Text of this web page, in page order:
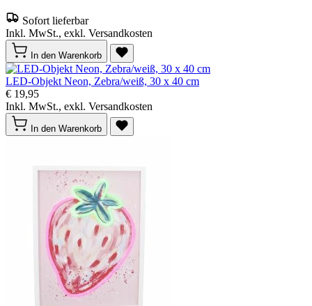
Sofort lieferbar
Inkl. MwSt., exkl. Versandkosten
In den Warenkorb
LED-Objekt Neon, Zebra/weiß, 30 x 40 cm
€ 19,95
Inkl. MwSt., exkl. Versandkosten
In den Warenkorb